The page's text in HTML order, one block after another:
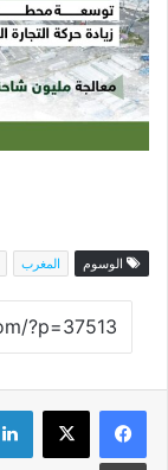
الوسوم المغرب
فيسبوك‫X
طباعة